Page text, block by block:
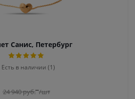
Санис, Петербург
Есть в наличии (1)
24 940руб. /шт